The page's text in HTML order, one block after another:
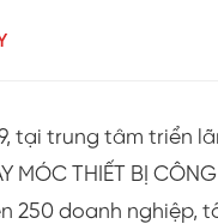
tại trung tâm triển
THIẾT BỊ
250 doanh nghiệp,